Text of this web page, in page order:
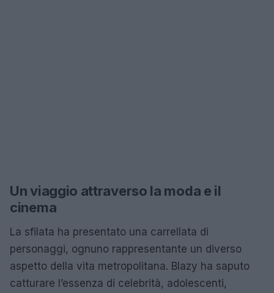
Un viaggio attraverso la moda e il
cinema
La sfilata ha presentato una carrellata di
personaggi, ognuno rappresentante un diverso
aspetto della vita metropolitana. Blazy ha saputo
catturare l’essenza di celebrità, adolescenti,